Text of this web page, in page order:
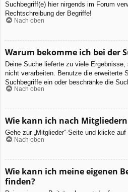
Suchbegriff(e) hier nirgends im Forum
Rechtschreibung der Begriffe!
Nach oben
Warum bekomme ich bei der
Deine Suche lieferte zu viele
nicht verarbeiten. Benutze die erweiterte
Suchbegriffe ein oder beschränke die
Nach oben
Wie kann ich nach
Gehe zur „Mitglieder“-Seite und klicke
Nach oben
Wie kann ich meine eigenen
finden?